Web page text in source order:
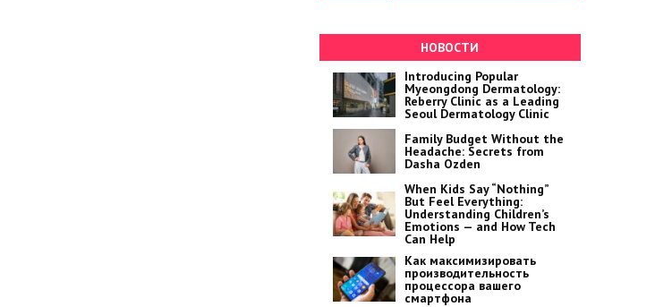
НОВОСТИ
Introducing Popular
Myeongdong Dermatology:
Reberry Clinic as a Leading
Seoul Dermatology Clinic
Family Budget Without the
Headache: Secrets from
Dasha Ozden
When Kids Say “Nothing”
But Feel Everything:
Understanding Children’s
Emotions — and How Tech
Can Help
Как максимизировать
производительность
процессора вашего
смартфона